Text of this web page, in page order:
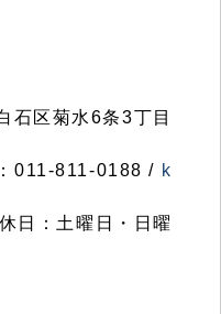
区菊水6条3丁目
011-811-0188 / k
日：土曜日・日曜